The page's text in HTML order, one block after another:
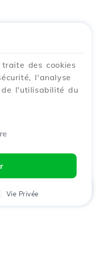
des cookies
l'analyse
l'utilisabilité du
Vie Privée
Chat